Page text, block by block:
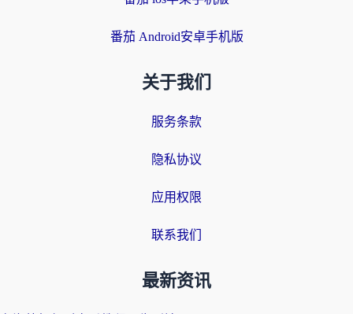
番茄 Android安卓手机版
关于我们
服务条款
隐私协议
应用权限
联系我们
最新资讯